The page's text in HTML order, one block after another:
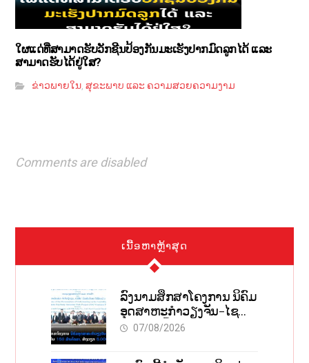
ໃຜແດ່ທີ່ສາມາດຮັບວັກຊີນປ້ອງກັນມະເຮັງປາກມົດລູກໄດ້ ແລະ
ສາມາດຮັບໄດ້ຢູ່ໃສ?
ຂ່າວພາຍໃນ,ສຸຂະພາບ ແລະ ຄວາມສວຍຄວາມງາມ
Comments are disabled
ເນື້ອຫາຫຼ້າສຸດ
ລົງນາມສຶກສາໂຄງການ ນິຄົມ
ອຸດສາຫະກຳວຽງຈັນ-ໄຊ
ທານີ ຕັ້ງເປົ້າດຶງທຶນ 150 ລ້ານ
07/08/2026